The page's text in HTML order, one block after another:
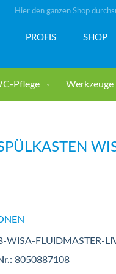
PROFIS SHOP
Pflege
WISA-FLUIDMASTER-
8050887108